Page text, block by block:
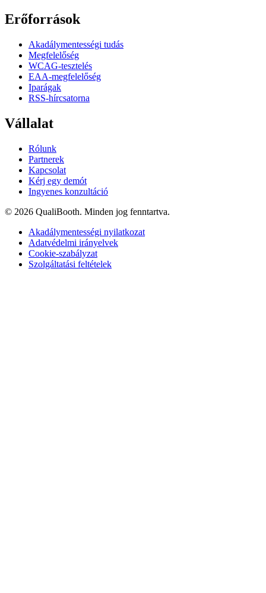
Erőforrások
Akadálymentességi tudás
Megfelelőség
WCAG-tesztelés
EAA-megfelelőség
Iparágak
RSS-hírcsatorna
Vállalat
Rólunk
Partnerek
Kapcsolat
Kérj egy demót
Ingyenes konzultáció
© 2026 QualiBooth. Minden jog fenntartva.
Akadálymentességi nyilatkozat
Adatvédelmi irányelvek
Cookie-szabályzat
Szolgáltatási feltételek